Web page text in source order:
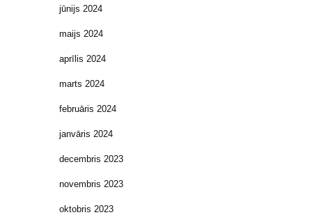
jūnijs 2024
maijs 2024
aprīlis 2024
marts 2024
februāris 2024
janvāris 2024
decembris 2023
novembris 2023
oktobris 2023